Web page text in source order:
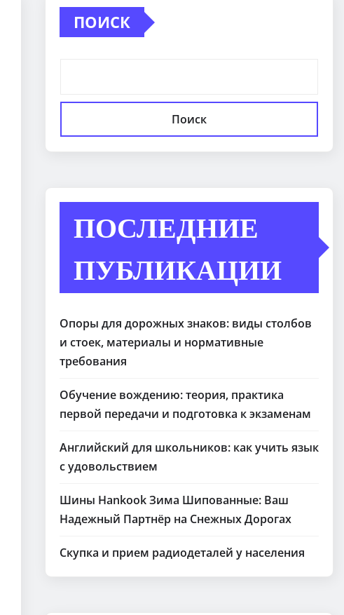
ПОИСК
Поиск
ПОСЛЕДНИЕ
ПУБЛИКАЦИИ
Опоры для дорожных знаков: виды столбов
и стоек, материалы и нормативные
требования
Обучение вождению: теория, практика
первой передачи и подготовка к экзаменам
Английский для школьников: как учить язык
с удовольствием
Шины Hankook Зима Шипованные: Ваш
Надежный Партнёр на Снежных Дорогах
Скупка и прием радиодеталей у населения